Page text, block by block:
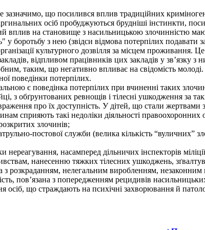
зазначимо, що посилився вплив традиційних
осіб пробуджуються брудніші інстинкти,
вплив на становище з насильницькою злочинністю
у боротьбу з нею (звідси відмова потерпілих
культурного дозвілля за місцем проживання.
відпливом працівників цих закладів у зв’язку
таким, що негативно впливає на свідомість
поведінки потерпілих.
є поведінка потерпілих при вчиненні таких
з обґрунтованих ревнощів і тілесні ушкодження за
про їх доступність. У дітей, що стали жертвами
сприяють такі недоліки діяльності правоохоронних
злочинів;
постової служби (велика кількість “вуличних”
насамперед дільничих інспекторів
нанесенню тяжких тілесних ушкоджень,
з розкраданням, нелегальним виробленням, незаконним
пов’язана з попередженням рецидивів
осіб, що страждають на психічні захворювання й